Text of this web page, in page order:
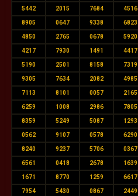
5442 2015 7684 4516
8905 0647 9338 6823
4850 2765 0678 5920
4217 7930 1491 4417
5190 2501 8158 7319
9305 7634 2082 4985
7113 8101 0057 2165
6259 1008 2986 7805
8359 5249 5087 1293
0562 9107 0578 6290
8240 9237 5706 0367
6561 0418 2678 1639
1671 8770 1259 6617
7954 5430 0867 2449